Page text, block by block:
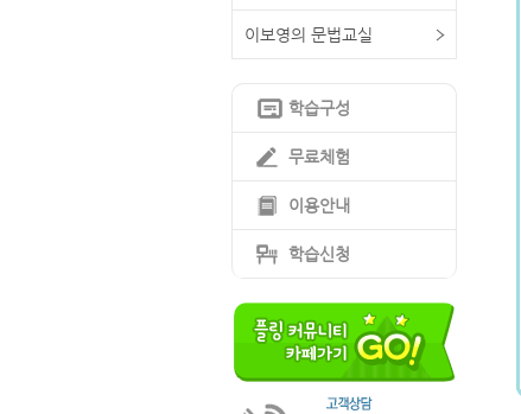
이보영의 문법교실
학습구성
무료체험
이용안내
학습신청